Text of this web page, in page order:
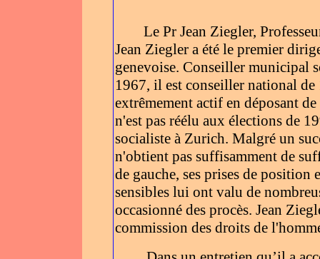
Le Pr Jean Ziegler,
Jean Ziegler a été le premier
genevoise. Conseiller municipal
1967, il est conseiller national
extrêmement actif en déposant
n'est pas réélu aux élections de
socialiste à Zurich. Malgré un
n'obtient pas suffisamment de
de gauche, ses prises de
sensibles lui ont valu de
occasionné des procès. Jean
commission des droits de